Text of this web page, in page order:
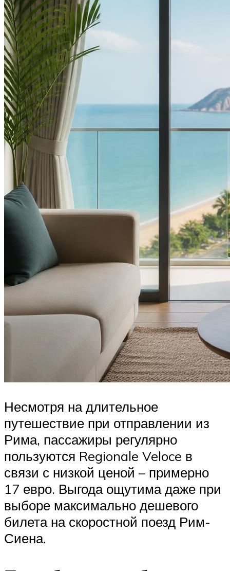
Несмотря на длительное
путешествие при отправлении из
Рима, пассажиры регулярно
пользуются Regionale Veloce в
связи с низкой ценой – примерно
17 евро. Выгода ощутима даже при
выборе максимально дешевого
билета на скоростной поезд Рим-
Сиена.